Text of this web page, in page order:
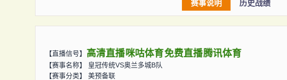
赛事说明 历史战绩
【直播信号】 高清直播 咪咕体育 免费直播 腾讯体育
【赛事名称】 皇冠传统VS奥兰多城B队
【赛事分类】 美预备联